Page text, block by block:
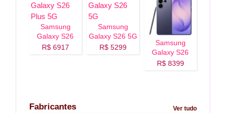
Samsung
Galaxy S26
Plus 5G
R$ 6917
Samsung
Galaxy S26 5G
R$ 5299
Samsung
Galaxy S26
Ultra 5G
R$ 8399
Fabricantes Ver tudo